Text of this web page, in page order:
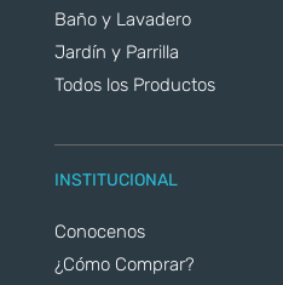
Baño y Lavadero
Jardín y Parrilla
Todos los Productos
INSTITUCIONAL
Conocenos
¿Cómo Comprar?